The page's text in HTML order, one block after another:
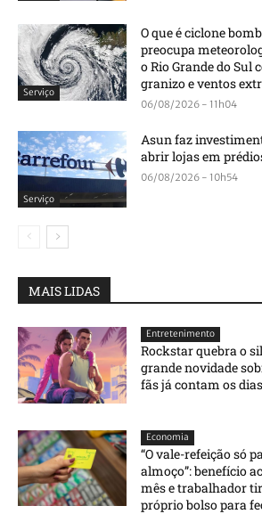
Serviço
O que é ciclone
preocupa
o Rio Grande do Sul
granizo e ventos
06/08/2026 - 11h04
Serviço
Asun faz
abrir lojas em
06/08/2026 - 10h54
MAIS LIDAS
Entretenimento
Rockstar quebra o
grande novidade
fãs já contam os dias
Economia
“O vale-refeição só
almoço”: benefício
mês e trabalhador
próprio bolso para